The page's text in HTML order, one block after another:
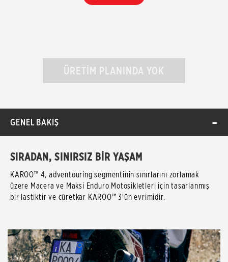
ÜRETİM PLANINDA YOK
GENEL BAKIŞ
SIRADAN, SINIRSIZ BİR YAŞAM
KAROO™ 4, adventouring segmentinin sınırlarını zorlamak
üzere Macera ve Maksi Enduro Motosikletleri için tasarlanmış
bir lastiktir ve cüretkar KAROO™ 3'ün evrimidir.